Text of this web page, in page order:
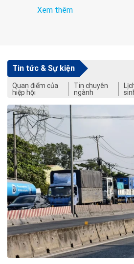
Xem thêm
Tin tức & Sự kiện
Quan điểm của
hiệp hội
Tin chuyên
ngành